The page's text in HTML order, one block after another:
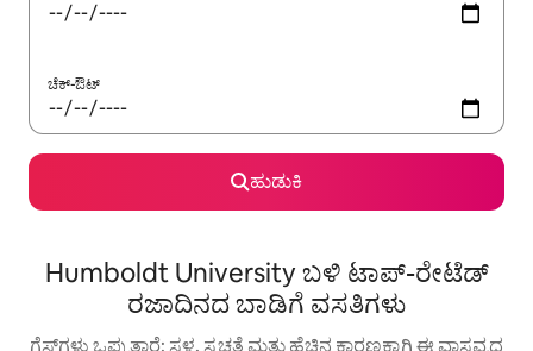
ಚೆಕ್-ಔಟ್
ಹುಡುಕಿ
Humboldt University ಬಳಿ ಟಾಪ್-ರೇಟೆಡ್
ರಜಾದಿನದ ಬಾಡಿಗೆ ವಸತಿಗಳು
ಗೆಸ್ಟ್‌ಗಳು ಒಪ್ಪುತ್ತಾರೆ: ಸ್ಥಳ, ಸ್ವಚ್ಛತೆ ಮತ್ತು ಹೆಚ್ಚಿನ ಕಾರಣಕ್ಕಾಗಿ ಈ ವಾಸ್ತವ್ಯದ